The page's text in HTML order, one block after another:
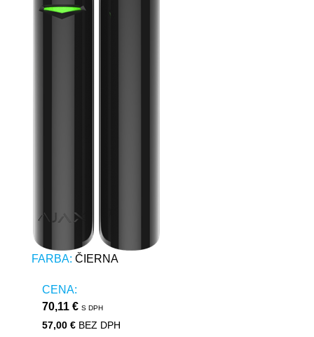
FARBA: ČIERNA
CENA:
70,11 € S DPH
57,00 € BEZ DPH